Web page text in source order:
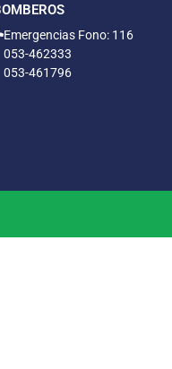
Emergencias Fono: 116
053-462333
053-461796